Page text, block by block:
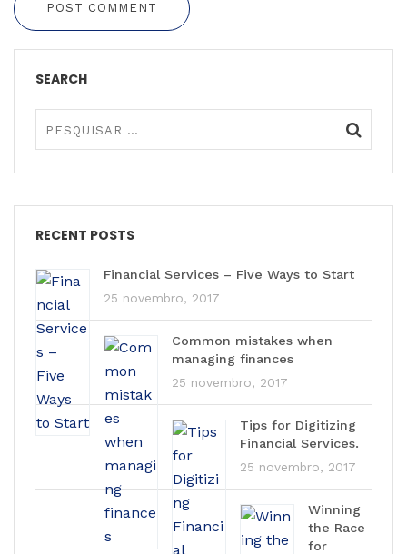
POST COMMENT
SEARCH
RECENT POSTS
Financial Services – Five Ways to Start
25 novembro, 2017
Common mistakes when
managing finances
25 novembro, 2017
Tips for Digitizing
Financial Services.
25 novembro, 2017
Winning
the Race
for